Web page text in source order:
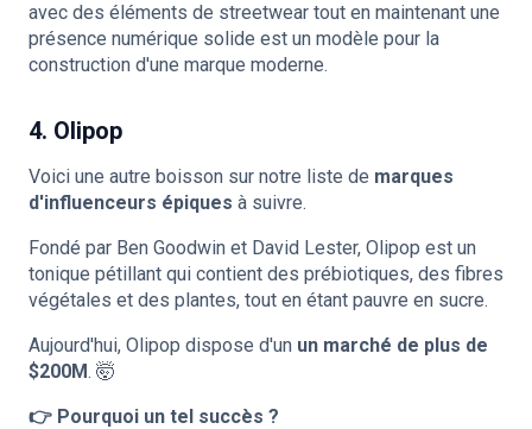
avec des éléments de streetwear tout en maintenant une
présence numérique solide est un modèle pour la
construction d'une marque moderne.
4. Olipop
Voici une autre boisson sur notre liste de marques
d'influenceurs épiques à suivre.
Fondé par Ben Goodwin et David Lester, Olipop est un
tonique pétillant qui contient des prébiotiques, des fibres
végétales et des plantes, tout en étant pauvre en sucre.
Aujourd'hui, Olipop dispose d'un un marché de plus de
$200M. 🤯
👉 Pourquoi un tel succès ?